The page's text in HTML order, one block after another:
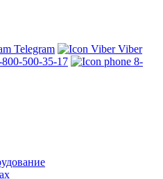
Telegram
Viber
800-500-35-17
8-